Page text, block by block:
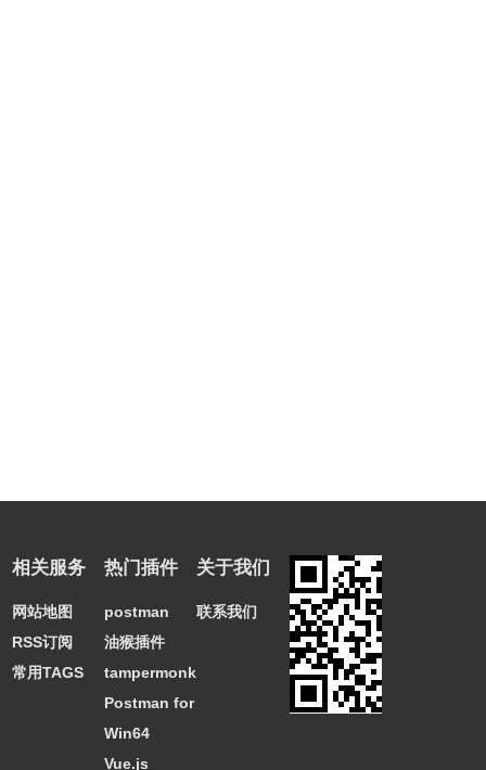
相关服务
网站地图
RSS订阅
常用TAGS
热门插件
postman
油猴插件
tampermonkey
Postman for
Win64
Vue.js
关于我们
联系我们